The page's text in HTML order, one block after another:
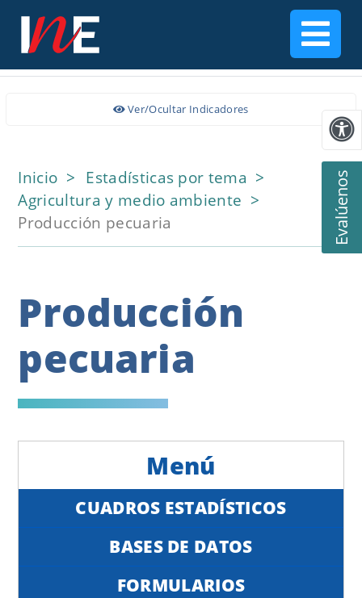
Evalúenos
Ver/Ocultar Indicadores
Inicio
Estadísticas por tema
Agricultura y medio ambiente
Producción pecuaria
Producción
pecuaria
CUADROS ESTADÍSTICOS
BASES DE DATOS
FORMULARIOS